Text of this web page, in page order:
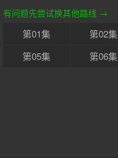
有问题先尝试换其他路线 →
第01集 第02集
第05集
第06集